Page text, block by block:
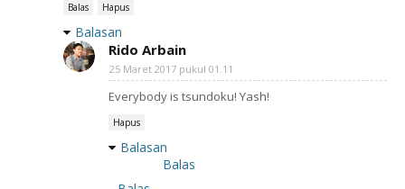
Balas Hapus
Balasan
Rido Arbain
25 Maret 2017 pukul 01.11
Everybody is tsundoku! Yash!
Hapus
Balasan
Balas